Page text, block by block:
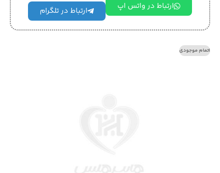
ارتباط در واتس اپ ارتباط در تلگرام
اتمام موجودی